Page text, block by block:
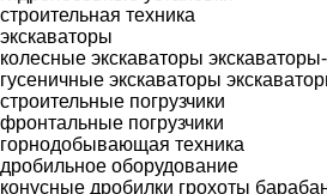
строительная техника
экскаваторы
колесные экскаваторы
гусеничные экскаваторы
строительные погрузчики
фронтальные погрузчики
горнодобывающая техника
дробильное оборудование
конусные дробилки грохоты